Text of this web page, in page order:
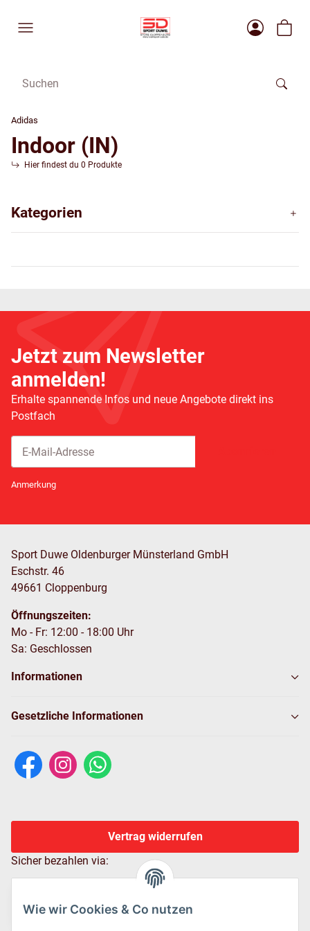
Wie wir Cookies & Co nutzen
Adidas
Indoor (IN)
Hier findest du 0 Produkte
Kategorien
Jetzt zum Newsletter
anmelden!
Erhalte spannende Infos und neue Angebote direkt ins
Postfach
Anmerkung
Sport Duwe Oldenburger Münsterland GmbH
Eschstr. 46
49661 Cloppenburg
Öffnungszeiten:
Mo - Fr: 12:00 - 18:00 Uhr
Sa: Geschlossen
Informationen
Gesetzliche Informationen
Vertrag widerrufen
Sicher bezahlen via: